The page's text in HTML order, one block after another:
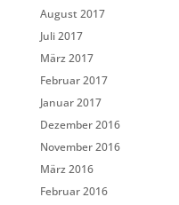
August 2017
Juli 2017
März 2017
Februar 2017
Januar 2017
Dezember 2016
November 2016
März 2016
Februar 2016